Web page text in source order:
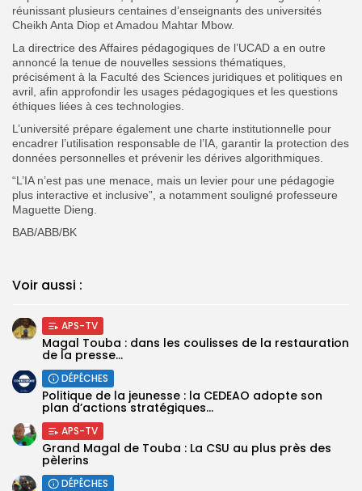
réunissant plusieurs centaines d’enseignants des universités
Cheikh Anta Diop et Amadou Mahtar Mbow.
La directrice des Affaires pédagogiques de l’UCAD a en outre
annoncé la tenue de nouvelles sessions thématiques,
précisément à la Faculté des Sciences juridiques et politiques en
avril, afin approfondir les usages pédagogiques et les questions
éthiques liées à ces technologies.
L’université prépare également une charte institutionnelle pour
encadrer l’utilisation responsable de l’IA, garantir la protection des
données personnelles et prévenir les dérives algorithmiques.
“L’IA n’est pas une menace, mais un levier pour une pédagogie
plus interactive et inclusive”, a notamment souligné professeure
Maguette Dieng.
BAB/ABB/BK
Voir aussi :
APS-TV
Magal Touba : dans les coulisses de la restauration
de la presse...
DÉPÊCHES
Politique de la jeunesse : la CEDEAO adopte son
plan d’actions stratégiques...
APS-TV
Grand Magal de Touba : La CSU au plus près des
pèlerins
DÉPÊCHES